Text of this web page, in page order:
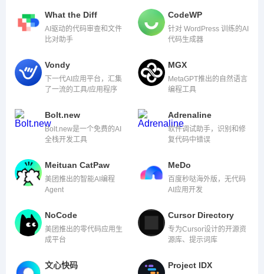
开发自己的AI原生应用。
What the Diff
AI驱动的代码审查和文件
比对助手
CodeWP
针对 WordPress 训练的AI
代码生成器
Vondy
下一代AI应用平台，汇集
了一流的工具/应用程序
MGX
MetaGPT推出的自然语言
编程工具
Bolt.new
Bolt.new是一个免费的AI
全栈开发工具
Adrenaline
软件调试助手，识别和修
复代码中错误
Meituan CatPaw
美团推出的智能AI编程
Agent
MeDo
百度秒哒海外版，无代码
AI应用开发
NoCode
美团推出的零代码应用生
成平台
Cursor Directory
专为Cursor设计的开源资
源库、提示词库
文心快码 Project IDX